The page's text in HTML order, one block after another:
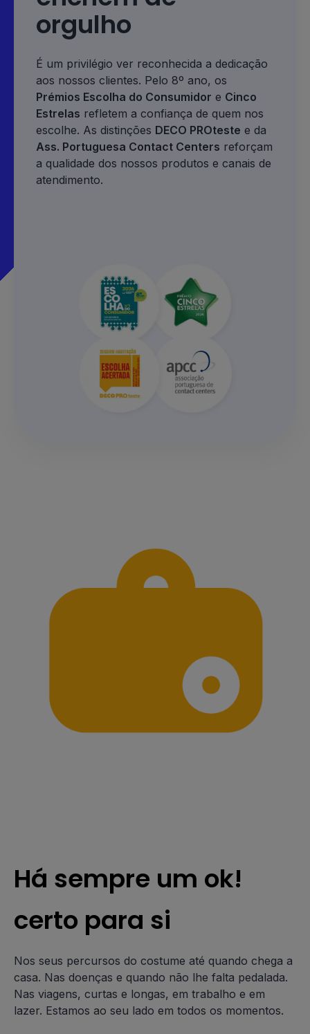
orgulho
É um privilégio ver reconhecida a dedicação
aos nossos clientes. Pelo 8º ano, os
Prémios Escolha do Consumidor e Cinco
Estrelas refletem a confiança de quem nos
escolhe. As distinções DECO PROteste e da
Ass. Portuguesa Contact Centers reforçam
a qualidade dos nossos produtos e canais de
atendimento.
Há sempre um ok!
certo para si
Nos seus percursos do costume até quando chega a
casa. Nas doenças e quando não lhe falta pedalada.
Nas viagens, curtas e longas, em trabalho e em
lazer. Estamos ao seu lado em todos os momentos.